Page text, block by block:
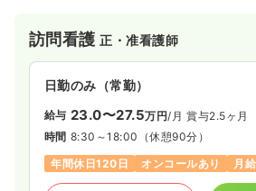
訪問看護正・准看護師
日勤のみ（常勤）
給与 23.0〜27.5万円/月 賞与2.5ヶ月
時間 8:30～18:00 （休憩90分）
年間休日120日
オンコールあり 月